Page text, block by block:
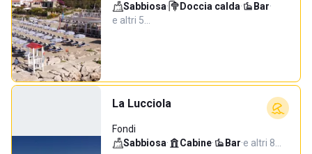
Sabbiosa· Doccia calda· Bar·
e altri 5…
La Lucciola
Fondi
Sabbiosa· Cabine· Bar·e altri 8…